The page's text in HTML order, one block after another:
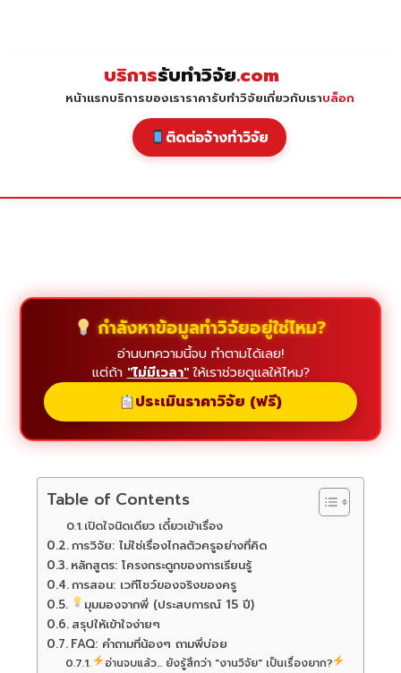
บริการรับทำวิจัย.com
หน้าแรกบริการของเราราคารับทำวิจัยเกี่ยวกับเราบล็อก
ติดต่อจ้างทำวิจัย
กำลังหาข้อมูลทำวิจัยอยู่ใช่ไหม?
อ่านบทความนี้จบ ทำตามได้เลย!
แต่ถ้า "ไม่มีเวลา"ให้เราช่วยดูแลให้ไหม?
ประเมินราคาวิจัย (ฟรี)
Table of Contents
เปิดใจนิดเดียว เดี๋ยวเข้าเรื่อง
การวิจัย: ไม่ใช่เรื่องไกลตัวครูอย่างที่คิด
หลักสูตร: โครงกระดูกของการเรียนรู้
การสอน: เวทีโชว์ของจริงของครู
มุมมองจากพี่ (ประสบการณ์ 15 ปี)
สรุปให้เข้าใจง่ายๆ
FAQ: คำถามที่น้องๆ ถามพี่บ่อย
อ่านจบแล้ว... ยังรู้สึกว่า "งานวิจัย" เป็นเรื่องยาก?